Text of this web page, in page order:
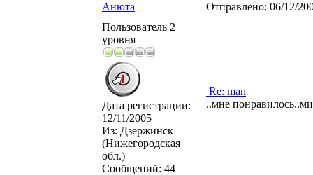
Анюта Отправлено: 06/12/
Пользователь 2
уровня
Дата регистрации:
12/11/2005
Из: Дзержинск
(Нижегородская
обл.)
Сообщений: 44
Re: man
..мне